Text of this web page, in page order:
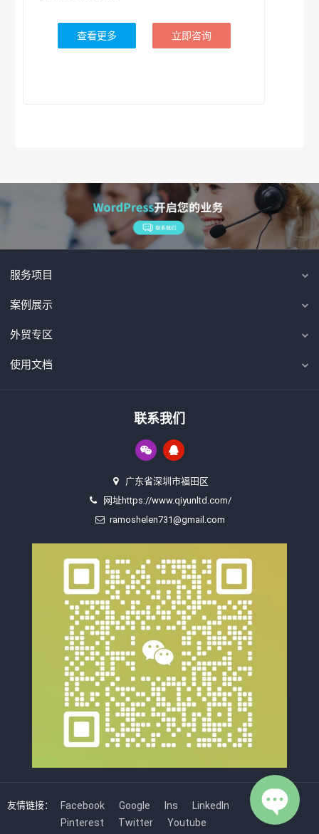
查看更多 立即咨询
服务项目
案例展示
外贸专区
使用文档
联系我们
广东省深圳市福田区
网址https://www.qiyunltd.com/
ramoshelen731@gmail.com
友情链接： Facebook Google Ins
LinkedIn
Pinterest
Twitter Youtube